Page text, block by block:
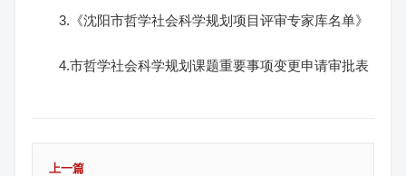
3.《沈阳市哲学社会科学规划项目评审专家库名单》
4.市哲学社会科学规划课题重要事项变更申请审批表
上一篇